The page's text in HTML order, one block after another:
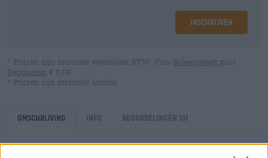
Inschrijven
* Prijzen zijn inclusief wettelijke BTW. Plus Scheepvaart plus
Deponeren € 0,08
* Prijzen zijn inclusief accijns
Omschrijving Info Beoordelingen (0)